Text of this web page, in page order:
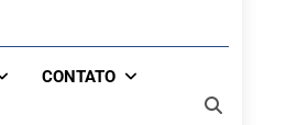
CONTATO